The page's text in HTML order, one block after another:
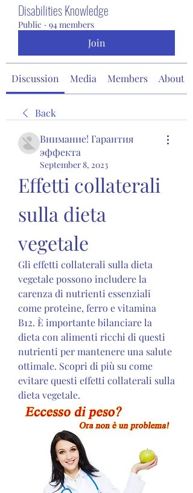
Disabilities Knowledge
Public · 94 members
Join
Discussion Media Members About
Back
Внимание! Гарантия
эффекта
September 8, 2023
Effetti collaterali
sulla dieta
vegetale
Gli effetti collaterali sulla dieta
vegetale possono includere la
carenza di nutrienti essenziali
come proteine, ferro e vitamina
B12. È importante bilanciare la
dieta con alimenti ricchi di questi
nutrienti per mantenere una salute
ottimale. Scopri di più su come
evitare questi effetti collaterali sulla
dieta vegetale.